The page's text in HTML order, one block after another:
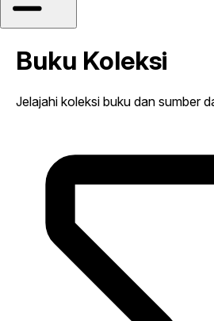
Buku Koleksi
Jelajahi koleksi buku dan sumber